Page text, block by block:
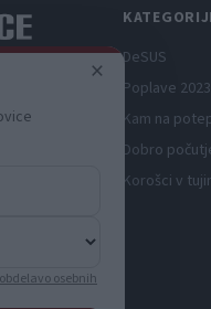
DeSUS
Poplave
Kam na
Dobro
Korošci v
×
obdelavo osebnih